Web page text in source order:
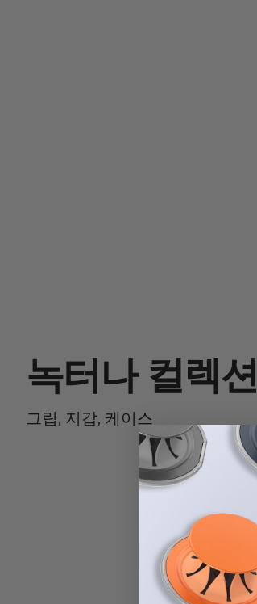
녹터나 컬렉션
그립, 지갑, 케이스